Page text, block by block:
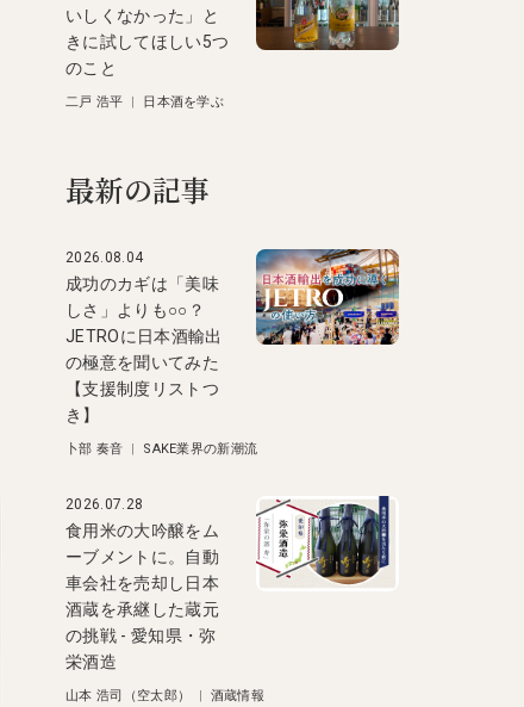
いしくなかった」と
きに試してほしい5つ
のこと
二戸 浩平 | 日本酒を学ぶ
最新の記事
2026.08.04
成功のカギは「美味
しさ」よりも○○？
JETROに日本酒輸出
の極意を聞いてみた
【支援制度リストつ
き】
卜部 奏音 | SAKE業界の新潮流
2026.07.28
食用米の大吟醸をム
ーブメントに。自動
車会社を売却し日本
酒蔵を承継した蔵元
の挑戦 - 愛知県・弥
栄酒造
山本 浩司（空太郎） | 酒蔵情報